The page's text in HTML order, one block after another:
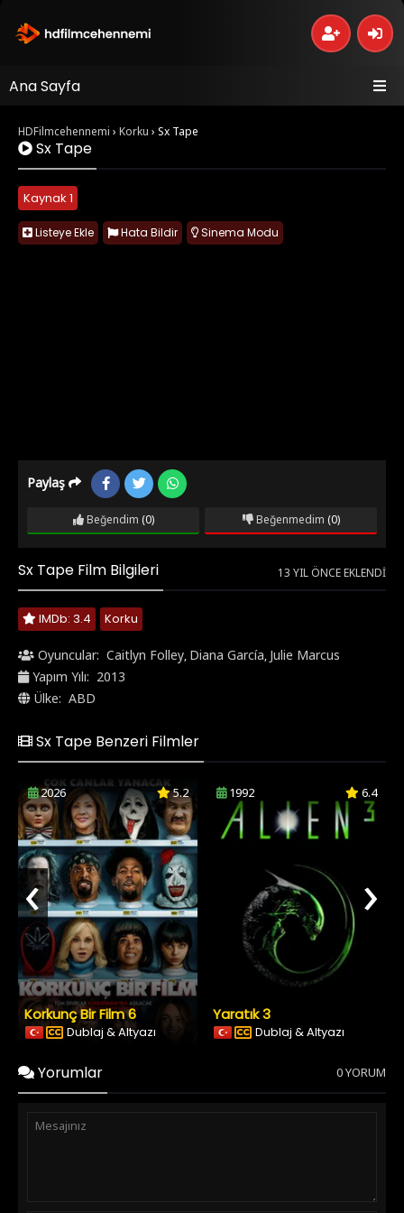
Ana Sayfa
HDFilmcehennemi › Korku › Sx Tape
Sx Tape
Kaynak 1
Listeye Ekle Hata Bildir Sinema Modu
Paylaş
Beğendim (0) Beğenmedim (0)
Sx Tape Film Bilgileri 13 YIL ÖNCE EKLENDI
IMDb: 3.4 Korku
Oyuncular: Caitlyn Folley, Diana García, Julie Marcus
Yapım Yılı: 2013
Ülke: ABD
Sx Tape Benzeri Filmler
2026 5.2
Korkunç Bir Film 6
Dublaj & Altyazı
1992 6.4
Yaratık 3
Dublaj & Altyazı
‹ ›
Yorumlar 0 YORUM